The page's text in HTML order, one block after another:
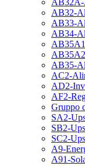
AB32A-
AB32-
AB33-
AB34-
AB35-
AC2-
AD2-
AF2-
Gruppo
SA2-
SB2-
SC2-
A9-
A91-